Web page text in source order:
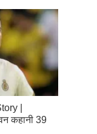
|
कहानी 39